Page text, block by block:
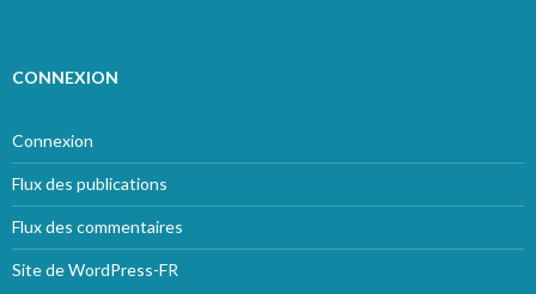
CONNEXION
Connexion
Flux des publications
Flux des commentaires
Site de WordPress-FR